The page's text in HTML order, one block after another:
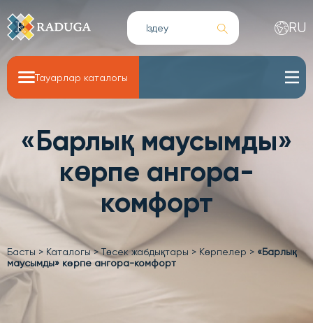
RU
Тауарлар каталогы
«Барлық маусымды»
көрпе ангора-
комфорт
Басты > Каталогы>Төсек жабдықтары > Көрпелер > «Барлық
маусымды» көрпе ангора-комфорт